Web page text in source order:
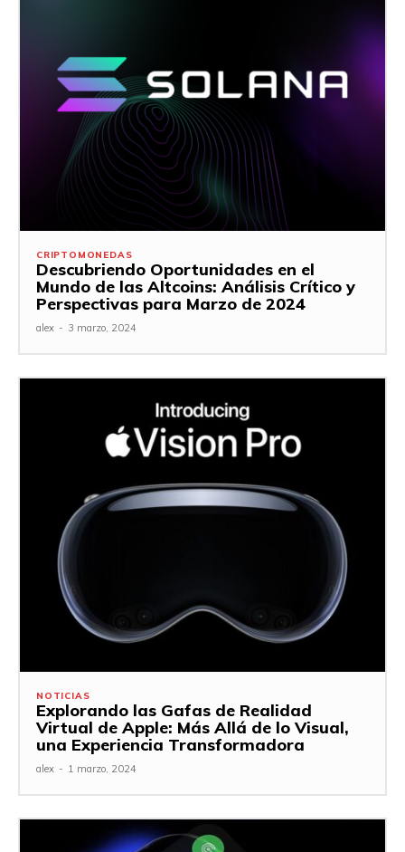
CRIPTOMONEDAS
Descubriendo Oportunidades en el
Mundo de las Altcoins: Análisis Crítico y
Perspectivas para Marzo de 2024
alex - 3 marzo, 2024
NOTICIAS
Explorando las Gafas de Realidad
Virtual de Apple: Más Allá de lo Visual,
una Experiencia Transformadora
alex - 1 marzo, 2024